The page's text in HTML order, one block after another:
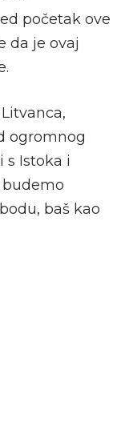
početak ove
da je ovaj
ogromnog
s Istoka i
baš kao